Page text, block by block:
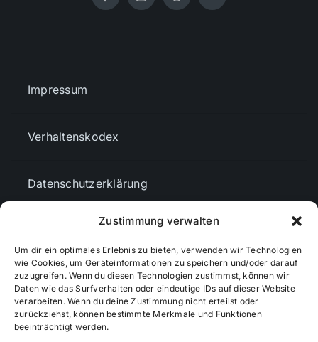
Zustimmung verwalten
Um dir ein optimales Erlebnis zu bieten, verwenden wir Technologien
wie Cookies, um Geräteinformationen zu speichern und/oder darauf
zuzugreifen. Wenn du diesen Technologien zustimmst, können wir
Daten wie das Surfverhalten oder eindeutige IDs auf dieser Website
verarbeiten. Wenn du deine Zustimmung nicht erteilst oder
zurückziehst, können bestimmte Merkmale und Funktionen
beeinträchtigt werden.
Impressum
Verhaltenskodex
Datenschutzerklärung
Cookie-Richtlinie (EU)
Mediendaten